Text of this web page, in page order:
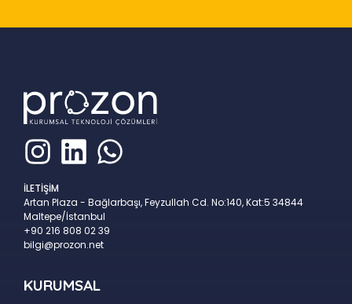
İLETİŞİM
Artan Plaza - Bağlarbaşı, Feyzullah Cd. No:140, Kat:5 34844
Maltepe/İstanbul
+90 216 808 02 39
bilgi@prozon.net
KURUMSAL